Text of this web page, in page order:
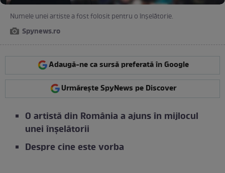
Numele unei artiste a fost folosit pentru o înșelătorie.
Spynews.ro
Adaugă-ne ca sursă preferată în Google
Urmărește SpyNews pe Discover
O artistă din România a ajuns în mijlocul
unei înșelătorii
Despre cine este vorba